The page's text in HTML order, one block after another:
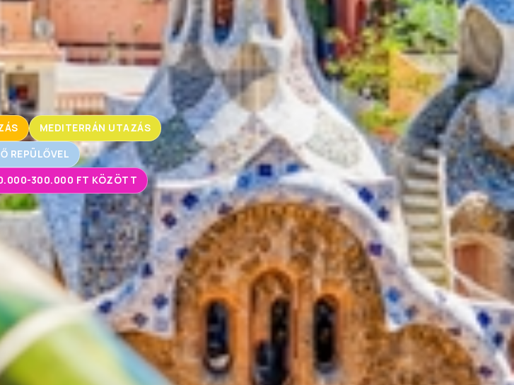
MEDITERRÁN UTAZÁS
REPÜLŐVEL
300.000 FT KÖZÖTT